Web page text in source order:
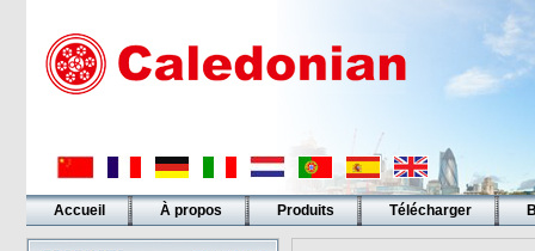
Accueil À propos Produits Télécharger
Liens